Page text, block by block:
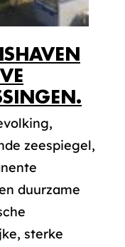
zeespiegel,
duurzame
sterke